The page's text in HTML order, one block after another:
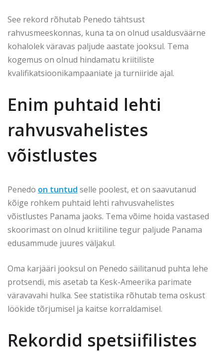
See rekord rõhutab Penedo tähtsust
rahvusmeeskonnas, kuna ta on olnud usaldusväärne
kohalolek väravas paljude aastate jooksul. Tema
kogemus on olnud hindamatu kriitiliste
kvalifikatsioonikampaaniate ja turniiride ajal.
Enim puhtaid lehti
rahvusvahelistes
võistlustes
Penedo on tuntud selle poolest, et on saavutanud
kõige rohkem puhtaid lehti rahvusvahelistes
võistlustes Panama jaoks. Tema võime hoida vastased
skoorimast on olnud kriitiline tegur paljude Panama
edusammude juures väljakul.
Oma karjääri jooksul on Penedo säilitanud puhta lehe
protsendi, mis asetab ta Kesk-Ameerika parimate
väravavahi hulka. See statistika rõhutab tema oskust
löökide tõrjumisel ja kaitse korraldamisel.
Rekordid spetsiifilistes